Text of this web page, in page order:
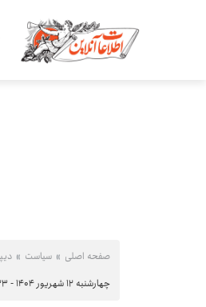
صفحه اصلی سیاست
چهارشنبه ۱۲ شهریور ۱۴۰۴ - ۲۰:۲۳